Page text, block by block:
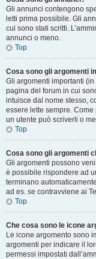
Gli annunci contengono
letti prima possibile. Gli
cui sono stati scritti.
annunci o meno.
Top
Cosa sono gli argomenti
Gli argomenti importanti
pagina del forum in cui
intuisce dal nome stesso,
essere lette sempre.
un utente può scriverli o
Top
Cosa sono gli argomenti
Gli argomenti possono
è possibile rispondere ad
terminano
ad es. se contravviene ai
Top
Che cosa sono le icone
Le icone argomento sono
argomenti per indicare il
permessi impostati